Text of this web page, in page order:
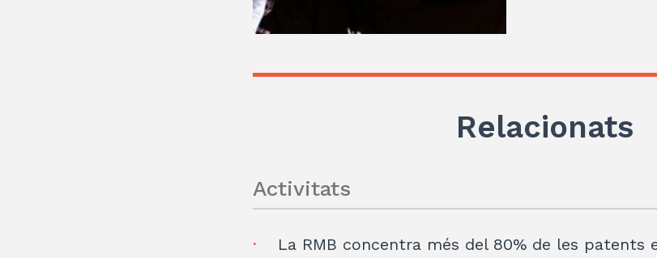
Relacionats
Activitats
La RMB concentra més del 80% de les patents